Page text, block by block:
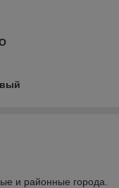
и районные города.